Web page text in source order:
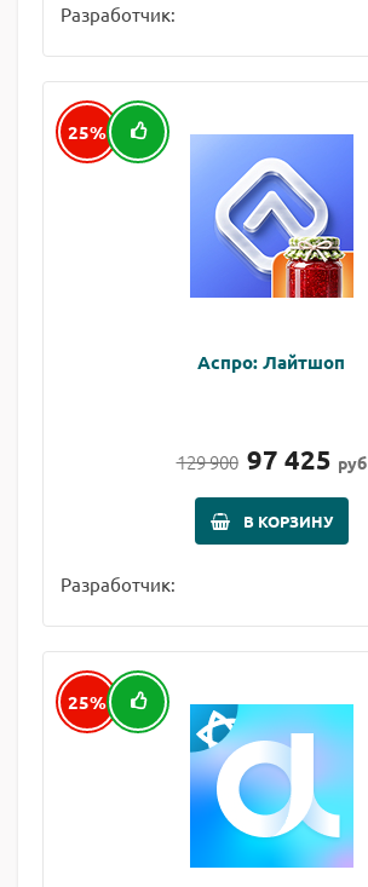
Разработчик:
25%
Аспро: Лайтшоп
129 900 97 425 руб
В КОРЗИНУ
Разработчик:
25%